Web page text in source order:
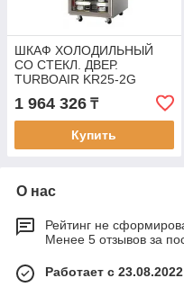
ШКАФ ХОЛОДИЛЬНЫЙ
СО СТЕКЛ. ДВЕР.
TURBOAIR KR25-2G
1 964 326 ₸
Купить
О нас
Рейтинг не
Менее 5 отзывов за
Работает с 23.08.2022